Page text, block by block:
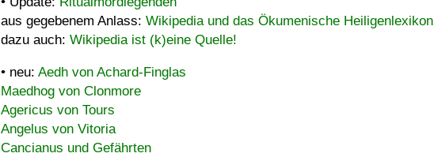
aus gegebenem Anlass: Wikipedia und das Ökumenische Heiligenlexikon
dazu auch: Wikipedia ist (k)eine Quelle!
• neu: Aedh von Achard-Finglas
Maedhog von Clonmore
Agericus von Tours
Angelus von Vitoria
Cancianus und Gefährten